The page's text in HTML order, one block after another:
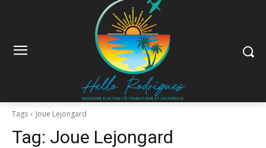
Tags Joue Lejongard
Tag: Joue Lejongard